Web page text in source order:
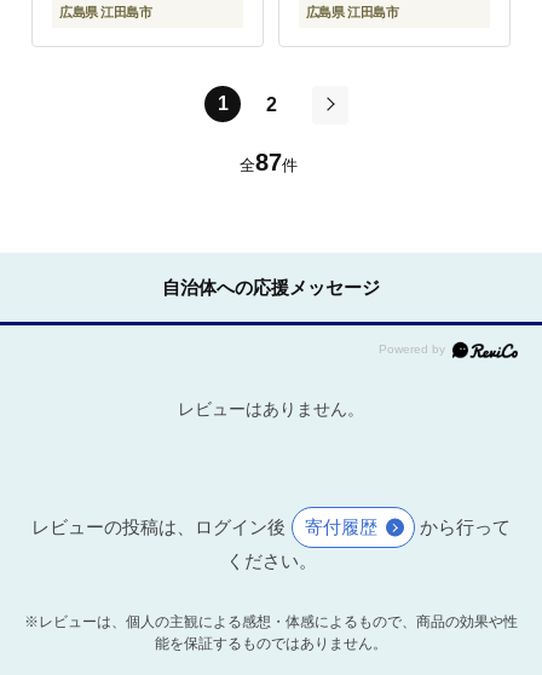
広島県 江田島市 広島県 江田島市
1
2
全87件
自治体への応援メッセージ
レビューはありません。
レビューの投稿は、ログイン後 寄付履歴
から行って
ください。
※レビューは、個人の主観による感想・体感によるもので、商品の効果や性
能を保証するものではありません。